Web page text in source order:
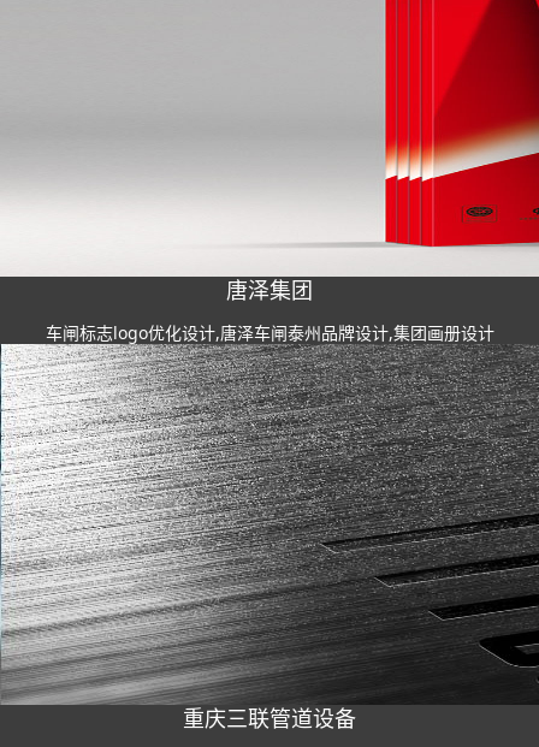
唐泽集团
车闸标志logo优化设计,唐泽车闸泰州品牌设计,集团画册设计
重庆三联管道设备